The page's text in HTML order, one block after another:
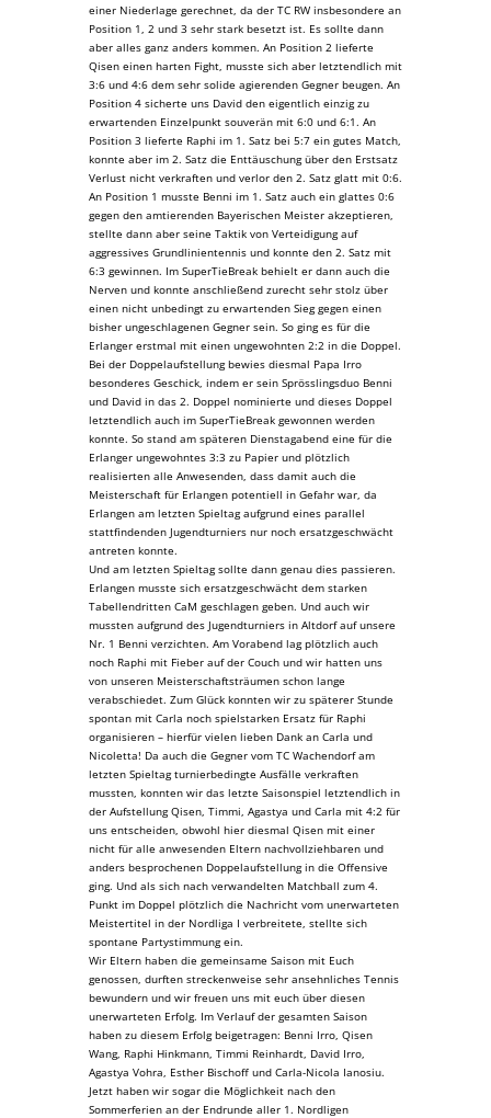
einer Niederlage gerechnet, da der TC RW insbesondere an
Position 1, 2 und 3 sehr stark besetzt ist. Es sollte dann
aber alles ganz anders kommen. An Position 2 lieferte
Qisen einen harten Fight, musste sich aber letztendlich mit
3:6 und 4:6 dem sehr solide agierenden Gegner beugen. An
Position 4 sicherte uns David den eigentlich einzig zu
erwartenden Einzelpunkt souverän mit 6:0 und 6:1. An
Position 3 lieferte Raphi im 1. Satz bei 5:7 ein gutes Match,
konnte aber im 2. Satz die Enttäuschung über den Erstsatz
Verlust nicht verkraften und verlor den 2. Satz glatt mit 0:6.
An Position 1 musste Benni im 1. Satz auch ein glattes 0:6
gegen den amtierenden Bayerischen Meister akzeptieren,
stellte dann aber seine Taktik von Verteidigung auf
aggressives Grundlinientennis und konnte den 2. Satz mit
6:3 gewinnen. Im SuperTieBreak behielt er dann auch die
Nerven und konnte anschließend zurecht sehr stolz über
einen nicht unbedingt zu erwartenden Sieg gegen einen
bisher ungeschlagenen Gegner sein. So ging es für die
Erlanger erstmal mit einen ungewohnten 2:2 in die Doppel.
Bei der Doppelaufstellung bewies diesmal Papa Irro
besonderes Geschick, indem er sein Sprösslingsduo Benni
und David in das 2. Doppel nominierte und dieses Doppel
letztendlich auch im SuperTieBreak gewonnen werden
konnte. So stand am späteren Dienstagabend eine für die
Erlanger ungewohntes 3:3 zu Papier und plötzlich
realisierten alle Anwesenden, dass damit auch die
Meisterschaft für Erlangen potentiell in Gefahr war, da
Erlangen am letzten Spieltag aufgrund eines parallel
stattfindenden Jugendturniers nur noch ersatzgeschwächt
antreten konnte.
Und am letzten Spieltag sollte dann genau dies passieren.
Erlangen musste sich ersatzgeschwächt dem starken
Tabellendritten CaM geschlagen geben. Und auch wir
mussten aufgrund des Jugendturniers in Altdorf auf unsere
Nr. 1 Benni verzichten. Am Vorabend lag plötzlich auch
noch Raphi mit Fieber auf der Couch und wir hatten uns
von unseren Meisterschaftsträumen schon lange
verabschiedet. Zum Glück konnten wir zu späterer Stunde
spontan mit Carla noch spielstarken Ersatz für Raphi
organisieren – hierfür vielen lieben Dank an Carla und
Nicoletta! Da auch die Gegner vom TC Wachendorf am
letzten Spieltag turnierbedingte Ausfälle verkraften
mussten, konnten wir das letzte Saisonspiel letztendlich in
der Aufstellung Qisen, Timmi, Agastya und Carla mit 4:2 für
uns entscheiden, obwohl hier diesmal Qisen mit einer
nicht für alle anwesenden Eltern nachvollziehbaren und
anders besprochenen Doppelaufstellung in die Offensive
ging. Und als sich nach verwandelten Matchball zum 4.
Punkt im Doppel plötzlich die Nachricht vom unerwarteten
Meistertitel in der Nordliga I verbreitete, stellte sich
spontane Partystimmung ein.
Wir Eltern haben die gemeinsame Saison mit Euch
genossen, durften streckenweise sehr ansehnliches Tennis
bewundern und wir freuen uns mit euch über diesen
unerwarteten Erfolg. Im Verlauf der gesamten Saison
haben zu diesem Erfolg beigetragen: Benni Irro, Qisen
Wang, Raphi Hinkmann, Timmi Reinhardt, David Irro,
Agastya Vohra, Esther Bischoff und Carla-Nicola Ianosiu.
Jetzt haben wir sogar die Möglichkeit nach den
Sommerferien an der Endrunde aller 1. Nordligen